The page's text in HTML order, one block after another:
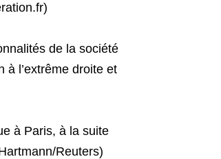
de la société
à l’extrême droite et
à Paris, à la suite
Reuters)